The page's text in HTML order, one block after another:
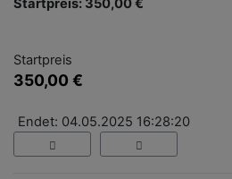
Startpreis: 350,00 €
Startpreis
350,00 €
Endet: 04.05.2025 16:28:20